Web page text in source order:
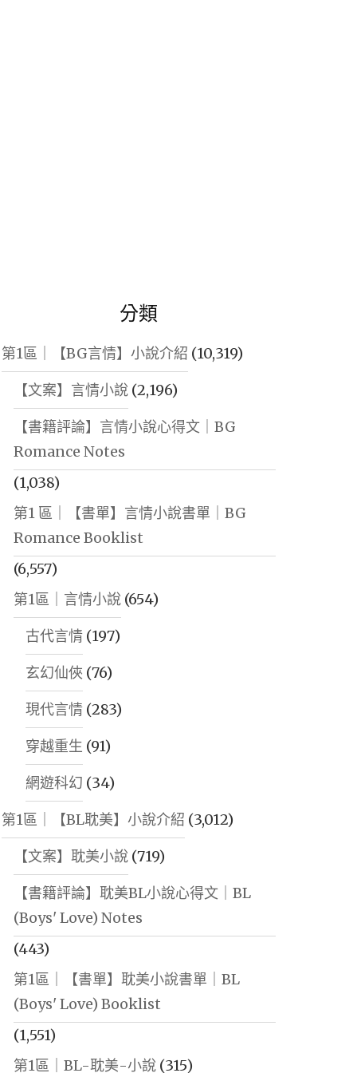
分類
第1區｜【BG言情】小說介紹 (10,319)
【文案】言情小說(2,196)
【書籍評論】言情小說心得文｜BG
Romance Notes
(1,038)
第1 區｜【書單】言情小說書單｜BG
Romance Booklist
(6,557)
第1區｜言情小說(654)
古代言情(197)
玄幻仙俠 (76)
現代言情(283)
穿越重生 (91)
網遊科幻 (34)
第1區｜【BL耽美】小說介紹 (3,012)
【文案】耽美小說(719)
【書籍評論】耽美BL小說心得文｜BL
(Boys' Love) Notes
(443)
第1區｜【書單】耽美小說書單｜BL
(Boys' Love) Booklist
(1,551)
第1區｜BL-耽美-小說(315)